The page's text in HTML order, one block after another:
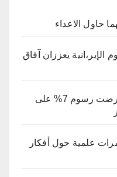
حاول الاعداء
الإير،انية يعززان آفاق
الجمهورية الإسلامية الإيرا، نية فرضت رسوم 7% على
علمية حول أفكار